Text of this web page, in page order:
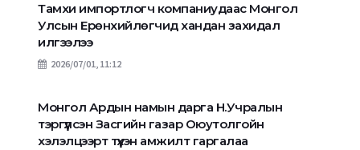
Тамхи импортлогч компаниудаас Монгол
Улсын Ерөнхийлөгчид хандан захидал
илгээлээ
2026/07/01, 11:12
Монгол Ардын намын дарга Н.Учралын
тэргүүлсэн Засгийн газар Оюутолгойн
хэлэлцээрт түүхэн амжилт гаргалаа